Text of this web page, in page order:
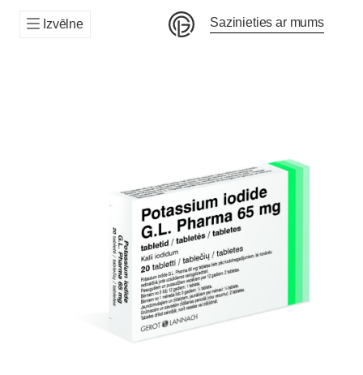
Izvēlne Sazinieties ar mums